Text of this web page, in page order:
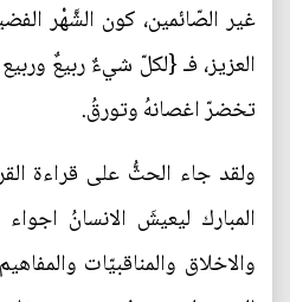
غير الصّائمين، كون الشَّهْر
العزيز، فـ {لكلّ شيءٌ ربيعٌ
تخضرّ اغصانهُ وتورقُ.
ولقد جاء الحثُّ على قراءة
المبارك ليعيشَ الانسانُ
والاخلاق والمناقبيّات